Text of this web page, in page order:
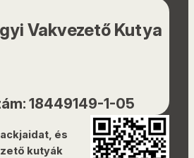
Vakvezető Kutya
18449149-1-05
és
kutyák